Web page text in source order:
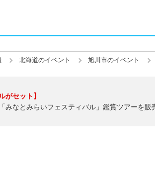
北海道のイベント 旭川市のイベント
がセット】
みなとみらいフェスティバル」鑑賞ツアーを販